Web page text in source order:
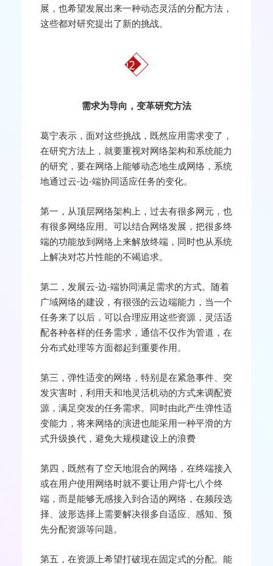
展，也希望发展出来一种动态灵活的分配方法，
这些都对研究提出了新的挑战。
02
需求为导向，变革研究方法
葛宁表示，面对这些挑战，既然应用需求变了，
在研究方法上，就要重视对网络架构和系统能力
的研究，要在网络上能够动态地生成网络，系统
地通过云-边-端协同适应任务的变化。
第一，从顶层网络架构上，过去有很多网元，也
有很多网络应用。可以结合网络发展，把很多终
端的功能放到网络上来解放终端，同时也从系统
上解决对芯片性能的不竭追求。
第二，发展云-边-端协同满足需求的方式。随着
广域网络的建设，有很强的云边端能力，当一个
任务来了以后，可以合理应用这些资源，灵活适
配各种各样的任务需求，通信不仅作为管道，在
分布式处理等方面都起到重要作用。
第三，弹性适变的网络，特别是在紧急事件、突
发灾害时，利用天和地灵活机动的方式来调配资
源，满足突发的任务需求。同时由此产生弹性适
变能力，将来网络的演进也能采用一种平滑的方
式升级换代，避免大规模建设上的浪费
第四，既然有了空天地混合的网络，在终端接入
或在用户使用网络时就不要让用户背七八个终
端，而是能够无感接入到合适的网络，在频段选
择、波形选择上需要解决很多自适应、感知、预
先分配资源等问题。
第五，在资源上希望打破现在固定式的分配。能